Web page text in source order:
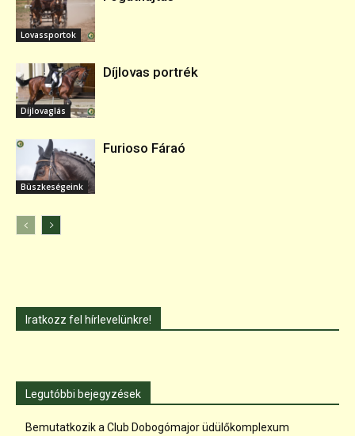
Lovassportok
Díjlovaglás
Díjlovas portrék
Büszkeségeink
Furioso Fáraó
Iratkozz fel hírlevelünkre!
Legutóbbi bejegyzések
Bemutatkozik a Club Dobogómajor üdülőkomplexum